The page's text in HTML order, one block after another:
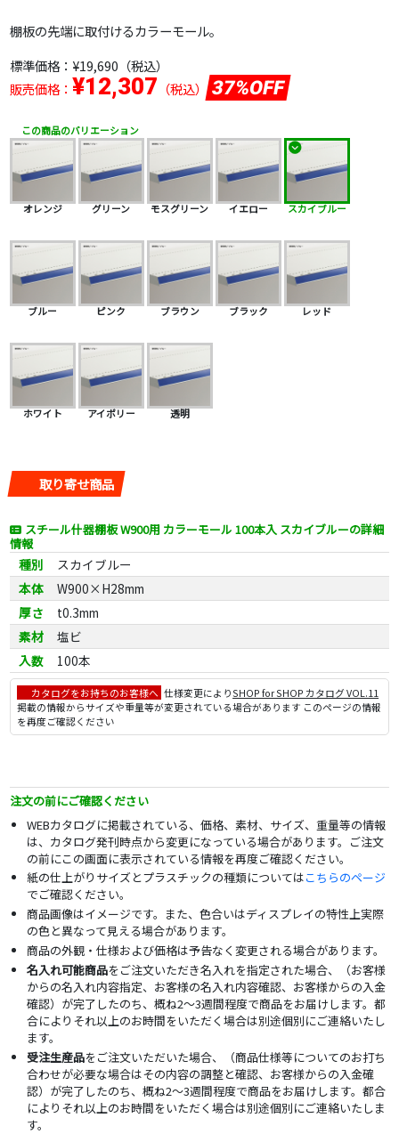
棚板の先端に取付けるカラーモール。
標準価格： ¥19,690 （税込）
販売価格： ¥12,307 （税込） 37%OFF
この商品のバリエーション
オレンジ グリーン モスグリーン イエロー スカイブルー
ブルー ピンク ブラウン ブラック レッド
ホワイト アイボリー 透明
取り寄せ商品
スチール什器棚板 W900用 カラーモール 100本入 スカイブルーの詳細
情報
種別
スカイブルー
本体
W900×H28mm
厚さ
t0.3mm
素材
塩ビ
入数
100本
カタログをお持ちのお客様へ 仕様変更によりSHOP for SHOP カタログ VOL.11
掲載の情報からサイズや重量等が変更されている場合があります このページの情報
を再度ご確認ください
注文の前にご確認ください
WEBカタログに掲載されている、価格、素材、サイズ、重量等の情報
は、カタログ発刊時点から変更になっている場合があります。ご注文
の前にこの画面に表示されている情報を再度ご確認ください。
紙の仕上がりサイズとプラスチックの種類についてはこちらのページ
でご確認ください。
商品画像はイメージです。また、色合いはディスプレイの特性上実際
の色と異なって見える場合があります。
商品の外観・仕様および価格は予告なく変更される場合があります。
名入れ可能商品をご注文いただき名入れを指定された場合、（お客様
からの名入れ内容指定、お客様の名入れ内容確認、お客様からの入金
確認）が完了したのち、概ね2～3週間程度で商品をお届けします。都
合によりそれ以上のお時間をいただく場合は別途個別にご連絡いたし
ます。
受注生産品をご注文いただいた場合、（商品仕様等についてのお打ち
合わせが必要な場合はその内容の調整と確認、お客様からの入金確
認）が完了したのち、概ね2～3週間程度で商品をお届けします。都合
によりそれ以上のお時間をいただく場合は別途個別にご連絡いたしま
す。